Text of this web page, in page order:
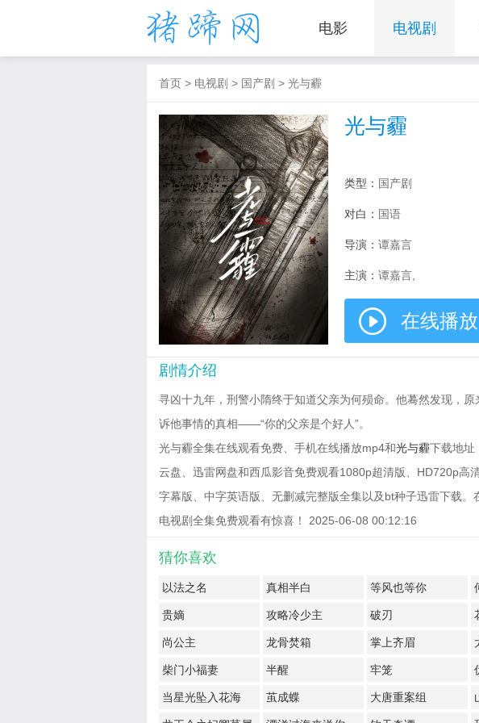
电影 电视剧
首页 > 电视剧 > 国产剧 > 光与霾
光与霾
类型： 国产剧
对白： 国语
导演： 谭嘉言
主演： 谭嘉言,
在线播放
剧情介绍
寻凶十九年，刑警小隋终于知道父亲为何殒命。他蓦然发现，
诉他事情的真相——“你的父亲是个好人”。
光与霾全集在线观看免费、手机在线播放mp4和光与霾下载地址
云盘、迅雷网盘和西瓜影音免费观看1080p超清版、HD720p高
字幕版、中字英语版、无删减完整版全集以及bt种子迅雷下载
电视剧全集免费观看有惊喜！ 2025-06-08 00:12:16
猜你喜欢
以法之名 真相半白 等风也等你
贵嫡 攻略冷少主 破刃
尚公主 龙骨焚箱 掌上齐眉
柴门小福妻 半醒 牢笼
当星光坠入花海 茧成蝶 大唐重案组